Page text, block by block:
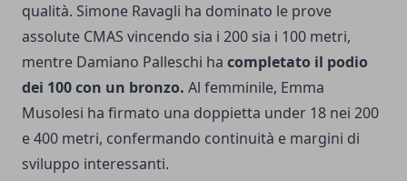
qualità. Simone Ravagli ha dominato le prove
assolute CMAS vincendo sia i 200 sia i 100 metri,
mentre Damiano Palleschi ha completato il podio
dei 100 con un bronzo. Al femminile, Emma
Musolesi ha firmato una doppietta under 18 nei 200
e 400 metri, confermando continuità e margini di
sviluppo interessanti.